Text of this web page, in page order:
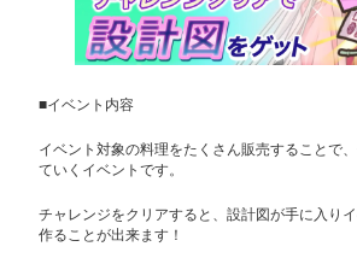
■イベント内容
イベント対象の料理をたくさん販売することで
ていくイベントです。
チャレンジをクリアすると、設計図が手に入り
作ることが出来ます！